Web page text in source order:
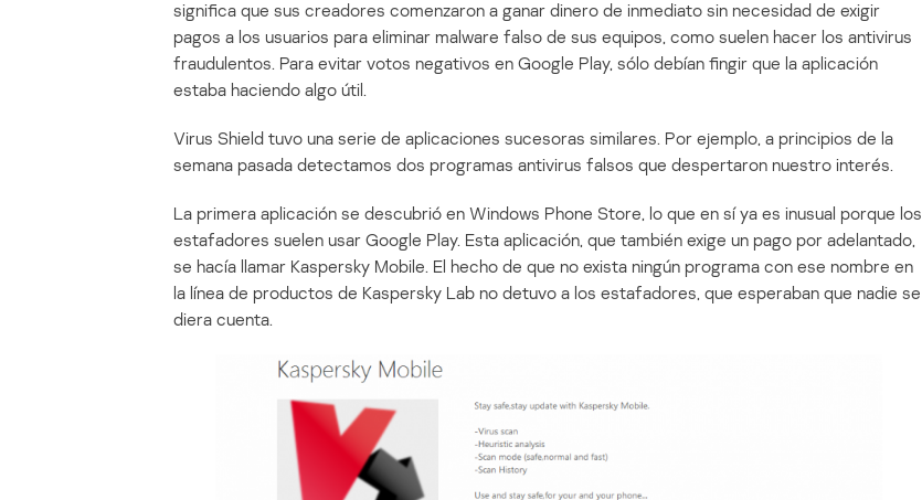
significa que sus creadores comenzaron a ganar dinero de inmediato sin necesidad de exigir
pagos a los usuarios para eliminar malware falso de sus equipos, como suelen hacer los antivirus
fraudulentos. Para evitar votos negativos en Google Play, sólo debían fingir que la aplicación
estaba haciendo algo útil.
Virus Shield tuvo una serie de aplicaciones sucesoras similares. Por ejemplo, a principios de la
semana pasada detectamos dos programas antivirus falsos que despertaron nuestro interés.
La primera aplicación se descubrió en Windows Phone Store, lo que en sí ya es inusual porque los
estafadores suelen usar Google Play. Esta aplicación, que también exige un pago por adelantado,
se hacía llamar Kaspersky Mobile. El hecho de que no exista ningún programa con ese nombre en
la línea de productos de Kaspersky Lab no detuvo a los estafadores, que esperaban que nadie se
diera cuenta.